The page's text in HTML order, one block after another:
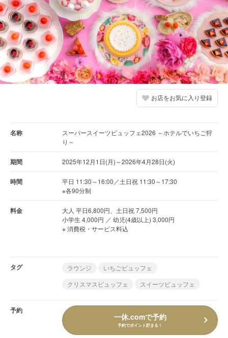
お店をお気に入り登録
名称
スーパースイーツビュッフェ2026 ～ホテルでいちご狩
り～
期間 2025年12月1日(月)～2026年4月28日(火)
時間
平日 11:30～16:00／土日祝 11:30～17:30
※各90分制
料金
大人 平日6,800円、土日祝 7,500円
小学生 4,000円 ／ 幼児(4歳以上) 3,000円
※ 消費税・サービス料込
タグ ラウンジ
いちごビュッフェ
クリスマスビュッフェ
スイーツビュッフェ
予約
一休.comで予約
予約でポイント貯まる！